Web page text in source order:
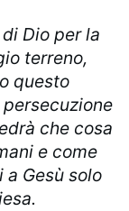
Dio per la
terreno,
questo
che cosa
e come
Gesù solo